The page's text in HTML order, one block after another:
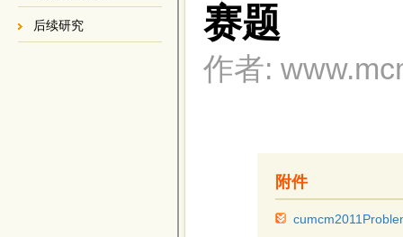
后续研究
赛题
作者:
附件